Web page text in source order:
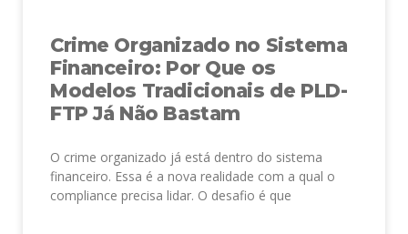
Crime Organizado no Sistema
Financeiro: Por Que os
Modelos Tradicionais de PLD-
FTP Já Não Bastam
O crime organizado já está dentro do sistema
financeiro. Essa é a nova realidade com a qual o
compliance precisa lidar. O desafio é que